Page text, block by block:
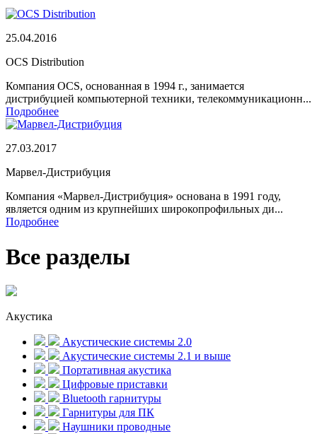
25.04.2016
OCS Distribution
Компания OCS, основанная в 1994 г., занимается
дистрибуцией компьютерной техники, телекоммуникационн...
Подробнее
27.03.2017
Марвел-Дистрибуция
Компания «Марвел-Дистрибуция» основана в 1991 году,
является одним из крупнейших широкопрофильных ди...
Подробнее
Все разделы
Акустика
Акустические системы 2.0
Акустические системы 2.1 и выше
Портативная акустика
Цифровые приставки
Bluetooth гарнитуры
Гарнитуры для ПК
Наушники проводные